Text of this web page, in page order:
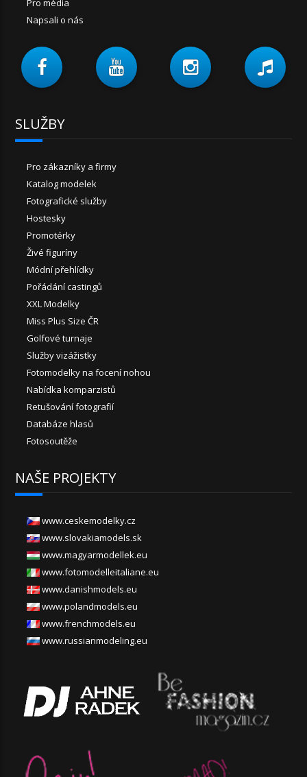
Pro média
Napsali o nás
SLUŽBY
Pro zákazníky a firmy
Katalog modelek
Fotografické služby
Hostesky
Promotérky
Živé figuríny
Módní přehlídky
Pořádání castingů
XXL Modelky
Miss Plus Size ČR
Golfové turnaje
Služby vizážistky
Fotomodelky na focení nohou
Nabídka komparzistů
Retušování fotografií
Databáze hlasů
Fotosoutěže
NAŠE PROJEKTY
www.ceskemodelky.cz
www.slovakiamodels.sk
www.magyarmodellek.eu
www.fotomodelleitaliane.eu
www.danishmodels.eu
www.polandmodels.eu
www.frenchmodels.eu
www.russianmodeling.eu